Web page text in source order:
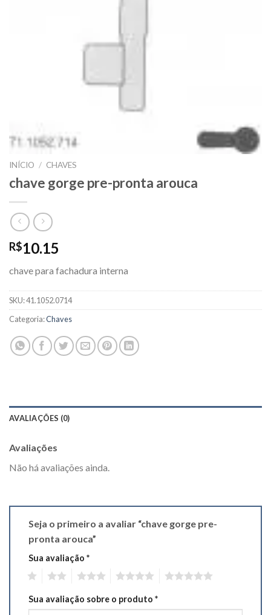
INÍCIO / CHAVES
chave gorge pre-pronta arouca
R$10.15
chave para fachadura interna
SKU:41.1052.0714
Categoria:Chaves
AVALIAÇÕES (0)
Avaliações
Não há avaliações ainda.
Seja o primeiro a avaliar “chave gorge pre-
pronta arouca”
Sua avaliação *
Sua avaliação sobre o produto *